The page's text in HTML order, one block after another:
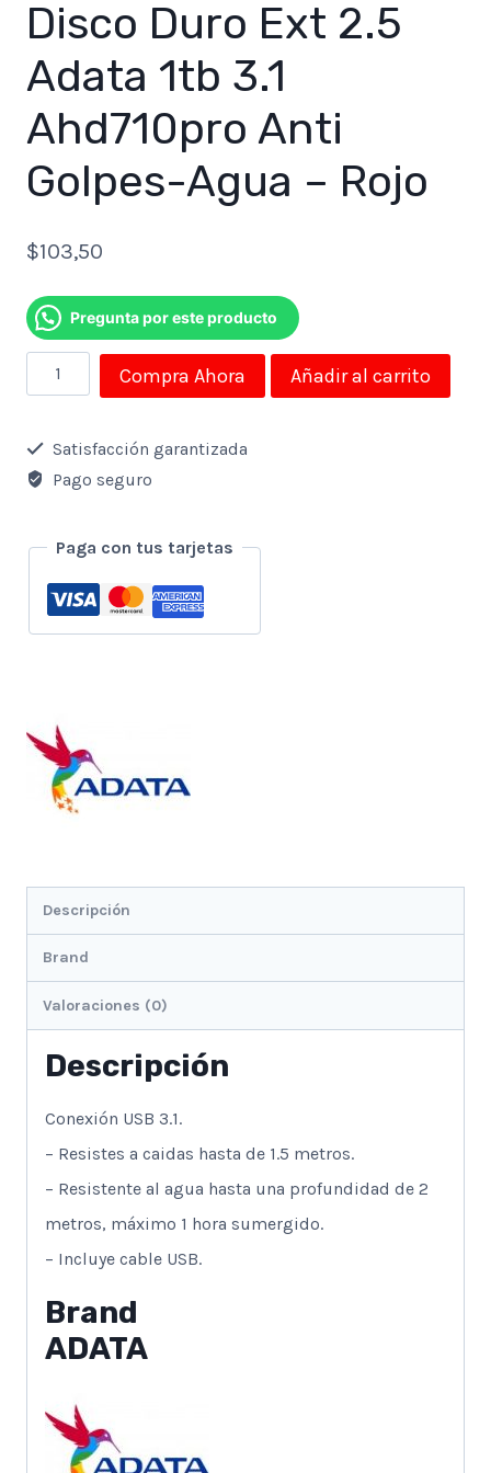
Disco Duro Ext 2.5
Adata 1tb 3.1
Ahd710pro Anti
Golpes-Agua – Rojo
$103,50
Pregunta por este producto
Disco
Duro
Ext
2.5
1tb
Ahd710pro
Rojo
Compra Ahora Añadir al carrito
Satisfacción garantizada
Pago seguro
Paga con tus tarjetas
Descripción
Brand
Valoraciones (0)
Descripción
Conexión USB 3.1.
– Resistes a caidas hasta de 1.5 metros.
– Resistente al agua hasta una profundidad de 2
metros, máximo 1 hora sumergido.
– Incluye cable USB.
Brand
ADATA